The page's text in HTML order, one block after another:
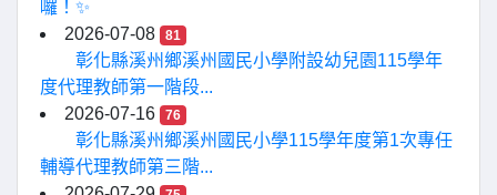
囉！✨
2026-07-08
81
彰化縣溪州鄉溪州國民小學附設幼兒園115學年
度代理教師第一階段...
2026-07-16
76
彰化縣溪州鄉溪州國民小學115學年度第1次專任
輔導代理教師第三階...